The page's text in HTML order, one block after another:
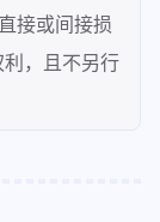
接或间接损
，且不另行